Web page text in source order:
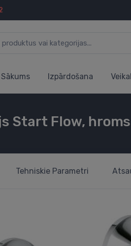
Sākums Izpārdošana
Start Flow, hroms
Tehniskie Parametri